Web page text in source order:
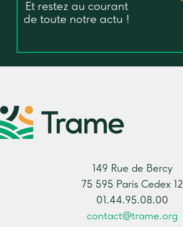
Et restez au courant
de toute notre actu !
149 Rue de Bercy
75 595 Paris Cedex 12
01.44.95.08.00
contact@trame.org